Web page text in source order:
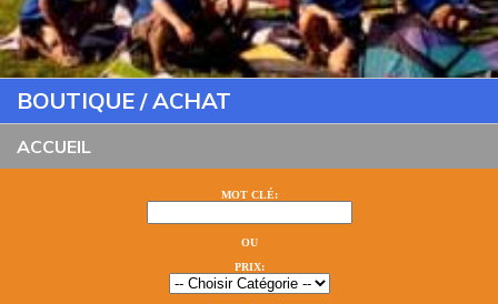
BOUTIQUE / ACHAT
ACCUEIL
MOT CLÉ:
OU
PRIX: